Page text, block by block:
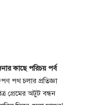
কাছে পরিচয় পর্ব
পথ চলার প্রতিজ্ঞা
প্রেমের অটুট বন্ধন